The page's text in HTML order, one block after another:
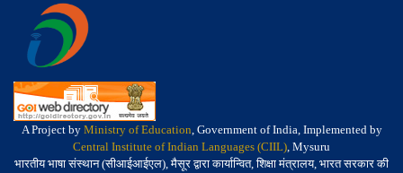
A Project by Ministry of Education, Government of India, Implemented by
Central Institute of Indian Languages (CIIL), Mysuru
भारतीय भाषा संस्थान (सीआईआईएल), मैसूर द्वारा कार्यान्वित, शिक्षा मंत्रालय, भारत सरकार की